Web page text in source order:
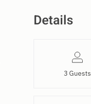
Details
3 Guests